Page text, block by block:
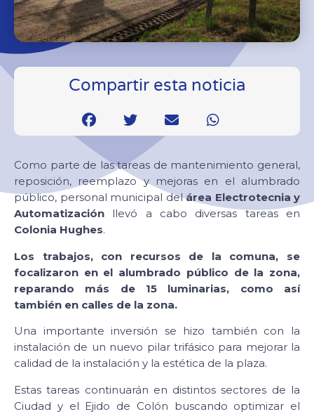
Compartir esta noticia
Como parte de las tareas de mantenimiento general,
reposición, reemplazo y mejoras en el alumbrado
público, personal municipal delárea Electrotecnia y
Automatización llevó a cabo diversas tareas en
Colonia Hughes.
Los trabajos, con recursos de la comuna, se
focalizaron en el alumbrado público de la zona,
reparando más de 15 luminarias, como así
también en calles de la zona.
Una importante inversión se hizo también con la
instalación de un nuevo pilar trifásico para mejorar la
calidad de la instalación y la estética de la plaza.
Estas tareas continuarán en distintos sectores de la
Ciudad y el Ejido de Colón buscando optimizar el